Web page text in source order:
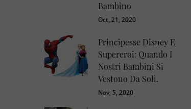
Bambino
Oct, 21, 2020
Principesse Disney E
Supereroi: Quando I
Nostri Bambini Si
Vestono Da Soli.
Nov, 5, 2020